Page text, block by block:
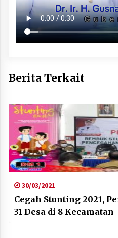
Berita Terkait
30/03/2021
Cegah Stunting 2021,
31 Desa di 8 Kecamatan